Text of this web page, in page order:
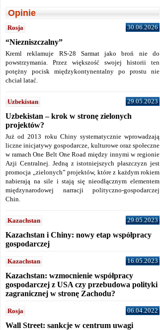
Opinie
Rosja 30.06.2026
“Niezniszczalny”
Kreml reklamuje RS-28 Sarmat jako broń nie do
powstrzymania. Przez większość swojej historii ten
potężny pocisk międzykontynentalny po prostu nie
chciał latać.
Uzbekistan 29.05.2023
Uzbekistan – krok w stronę zielonych
projektów?
Już od 2013 roku Chiny systematycznie wprowadzają
liczne inicjatywy gospodarcze, kulturowe oraz społeczne
w ramach One Belt One Road między innymi w regionie
Azji Centralnej. Jedną z istotniejszych płaszczyzn jest
promocja „zielonych” projektów, które z każdym rokiem
nabierają na sile i stają się nieodłącznym elementem
międzynarodowej narracji polityczno-gospodarczej
Chin.
Kazachstan 29.05.2023
Kazachstan i Chiny: nowy etap współpracy
gospodarczej
Kazachstan 16.05.2023
Kazachstan: wzmocnienie współpracy
gospodarczej z USA czy przebudowa polityki
zagranicznej w stronę Zachodu?
Rosja 06.04.2022
Wall Street: sankcje w centrum uwagi